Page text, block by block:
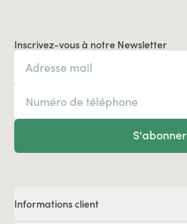
Inscrivez-vous à notre Newsletter
S'abonner
Informations client